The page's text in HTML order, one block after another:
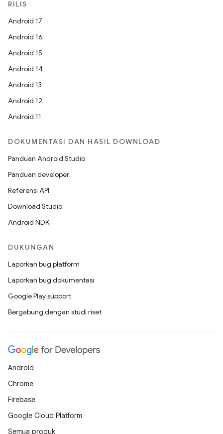
RILIS
Android 17
Android 16
Android 15
Android 14
Android 13
Android 12
Android 11
DOKUMENTASI DAN HASIL DOWNLOAD
Panduan Android Studio
Panduan developer
Referensi API
Download Studio
Android NDK
DUKUNGAN
Laporkan bug platform
Laporkan bug dokumentasi
Google Play support
Bergabung dengan studi riset
Android
Chrome
Firebase
Google Cloud Platform
Semua produk